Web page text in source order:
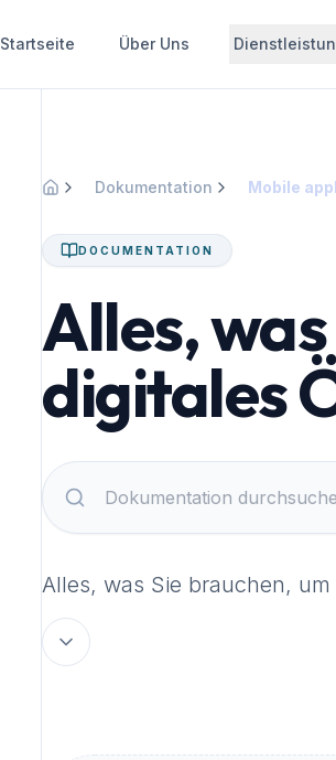
Startseite Über Uns
Dokumentation Mobile
DOCUMENTATION
Alles,
digitales
Alles, was Sie brauchen,